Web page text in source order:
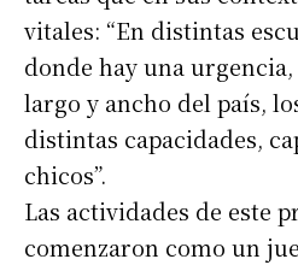
vitales: “En distintas
donde hay una
largo y ancho del país,
distintas capacidades,
chicos”.
Las actividades de este
comenzaron como un